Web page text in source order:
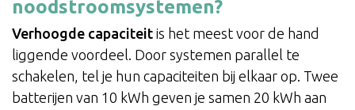
noodstroomsystemen?
Verhoogde capaciteit is het meest voor de hand
liggende voordeel. Door systemen parallel te
schakelen, tel je hun capaciteiten bij elkaar op. Twee
batterijen van 10 kWh geven je samen 20 kWh aan